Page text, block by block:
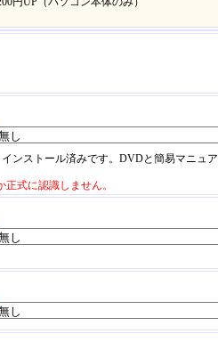
ンストール済みです。DVDと簡易マニュ
式に認識しません。